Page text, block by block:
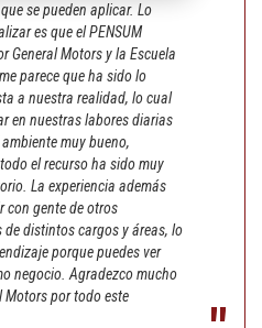
se pueden aplicar. Lo
es que el PENSUM
General Motors y la Escuela
parece que ha sido lo
a nuestra realidad, lo cual
en nuestras labores diarias
muy bueno,
el recurso ha sido muy
La experiencia además
con gente de otros
distintos cargos y áreas, lo
porque puedes ver
negocio. Agradezco mucho
Motors por todo este